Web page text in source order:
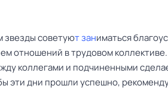
звезды советуют заниматься
отношений в трудовом
коллегами и подчиненными
эти дни прошли успешно,